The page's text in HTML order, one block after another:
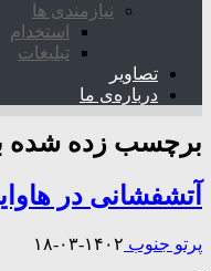
نیازمندی ها
استخدام
تبلیغات
تصاویر
درباره‌ی ما
برچسب زده شده
آتشفشانی در
پرتو جنوب ۱۴۰۲-۰۳-۱۸